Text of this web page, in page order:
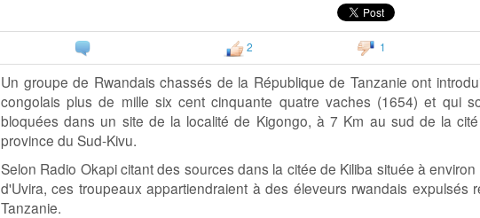
2 1
Un groupe de Rwandais chassés de la République de Tanzanie ont
congolais plus de mille six cent cinquante quatre vaches (1654) et qui
bloquées dans un site de la localité de Kigongo, à 7 Km au sud de la
province du Sud-Kivu.
Selon Radio Okapi citant des sources dans la citée de Kiliba située à
d'Uvira, ces troupeaux appartiendraient à des éleveurs rwandais expulsés
Tanzanie.